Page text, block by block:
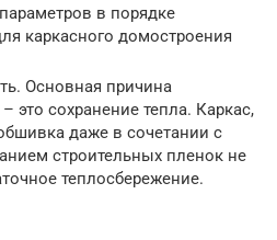
в порядке
каркасного домостроения
Основная причина
это сохранение тепла. Каркас,
даже в сочетании с
строительных пленок не
теплосбережение.